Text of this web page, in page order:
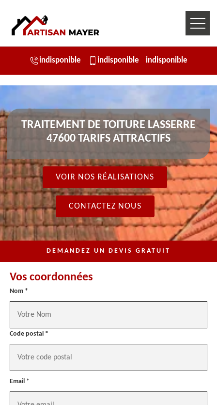
indisponible indisponible indisponible
TRAITEMENT DE TOITURE LASSERRE
47600 TARIFS ATTRACTIFS
VOIR NOS RÉALISATIONS
CONTACTEZ NOUS
DEMANDEZ UN DEVIS GRATUIT
Vos coordonnées
Nom *
Code postal *
Email *